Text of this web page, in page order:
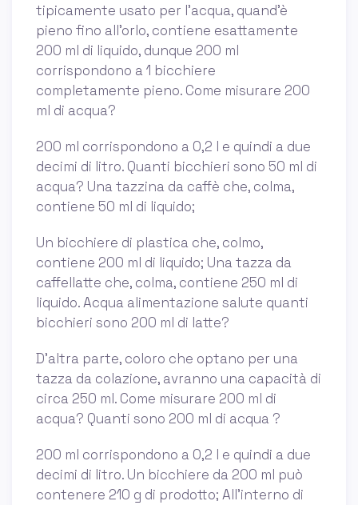
tipicamente usato per l'acqua, quand'è
pieno fino all'orlo, contiene esattamente
200 ml di liquido, dunque 200 ml
corrispondono a 1 bicchiere
completamente pieno. Come misurare 200
ml di acqua?
200 ml corrispondono a 0,2 l e quindi a due
decimi di litro. Quanti bicchieri sono 50 ml di
acqua? Una tazzina da caffè che, colma,
contiene 50 ml di liquido;
Un bicchiere di plastica che, colmo,
contiene 200 ml di liquido; Una tazza da
caffellatte che, colma, contiene 250 ml di
liquido. Acqua alimentazione salute quanti
bicchieri sono 200 ml di latte?
D'altra parte, coloro che optano per una
tazza da colazione, avranno una capacità di
circa 250 ml. Come misurare 200 ml di
acqua? Quanti sono 200 ml di acqua ?
200 ml corrispondono a 0,2 l e quindi a due
decimi di litro. Un bicchiere da 200 ml può
contenere 210 g di prodotto; All’interno di